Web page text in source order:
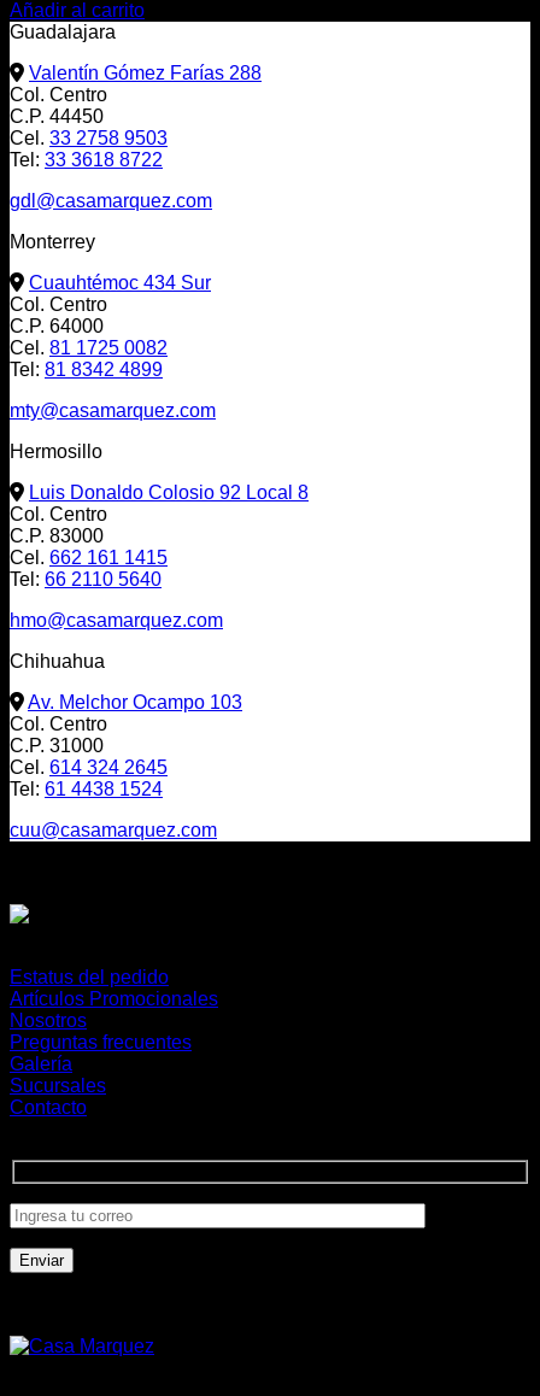
Añadir al carrito
Guadalajara
Valentín Gómez Farías 288
Col. Centro
C.P. 44450
Cel. 33 2758 9503
Tel: 33 3618 8722
gdl@casamarquez.com
Monterrey
Cuauhtémoc 434 Sur
Col. Centro
C.P. 64000
Cel. 81 1725 0082
Tel: 81 8342 4899
mty@casamarquez.com
Hermosillo
Luis Donaldo Colosio 92 Local 8
Col. Centro
C.P. 83000
Cel. 662 161 1415
Tel: 66 2110 5640
hmo@casamarquez.com
Chihuahua
Av. Melchor Ocampo 103
Col. Centro
C.P. 31000
Cel. 614 324 2645
Tel: 61 4438 1524
cuu@casamarquez.com
Estatus del pedido
Artículos Promocionales
Nosotros
Preguntas frecuentes
Galería
Sucursales
Contacto